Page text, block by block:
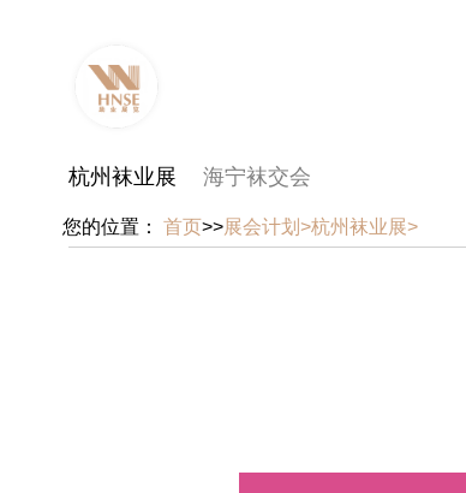
杭州袜业展 海宁袜交会
您的位置： 首页>>展会计划>杭州袜业展>